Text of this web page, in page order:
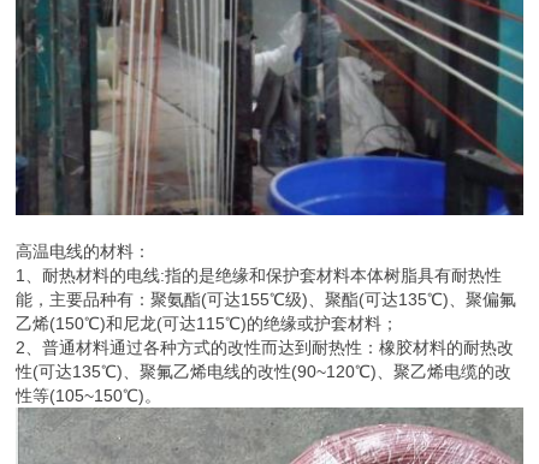
高温电线的材料：
1、耐热材料的电线:指的是绝缘和保护套材料本体树脂具有耐热性
能，主要品种有：聚氨酯(可达155℃级)、聚酯(可达135℃)、聚偏氟
乙烯(150℃)和尼龙(可达115℃)的绝缘或护套材料；
2、普通材料通过各种方式的改性而达到耐热性：橡胶材料的耐热改
性(可达135℃)、聚氟乙烯电线的改性(90~120℃)、聚乙烯电缆的改
性等(105~150℃)。